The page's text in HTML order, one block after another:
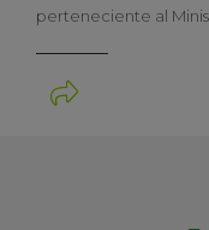
perteneciente al